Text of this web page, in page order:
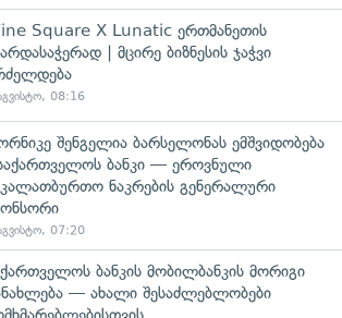
Square X Lunatic ერთმანეთის
| მცირე ბიზნესის ჯაჭვი
08:16
შენგელია ბარსელონას ემშვიდობება
ბანკი — ეროვნული
ნაკრების გენერალური
07:20
ბანკის მობილბანკის მორიგი
— ახალი შესაძლებლობები